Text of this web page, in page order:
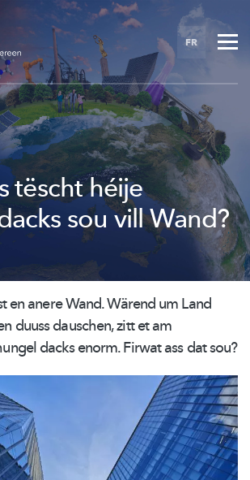
FR
tëscht héije
sou vill Wand?
en anere Wand. Wärend um Land
duuss dauschen, zitt et am
dacks enorm. Firwat ass dat sou?